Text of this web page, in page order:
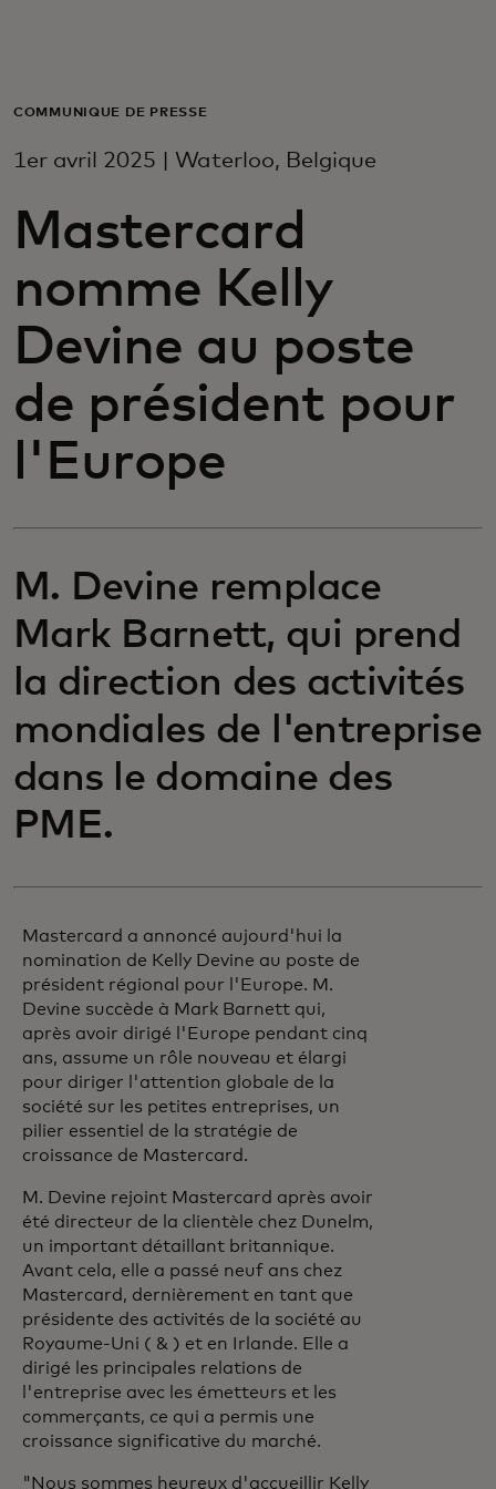
Pour les entreprises
Pour les innovateurs
Actualités et tendances
COMMUNIQUÉ DE PRESSE
1er avril 2025 | Waterloo, Belgique
Mastercard
nomme Kelly
Devine au poste
de président pour
l'Europe
M. Devine remplace
Mark Barnett, qui prend
la direction des activités
mondiales de l'entreprise
dans le domaine des
PME.
Mastercard a annoncé aujourd'hui la
nomination de Kelly Devine au poste de
président régional pour l'Europe. M.
Devine succède à Mark Barnett qui,
après avoir dirigé l'Europe pendant cinq
ans, assume un rôle nouveau et élargi
pour diriger l'attention globale de la
société sur les petites entreprises, un
pilier essentiel de la stratégie de
croissance de Mastercard.
M. Devine rejoint Mastercard après avoir
été directeur de la clientèle chez Dunelm,
un important détaillant britannique.
Avant cela, elle a passé neuf ans chez
Mastercard, dernièrement en tant que
présidente des activités de la société au
Royaume-Uni ( & ) et en Irlande. Elle a
dirigé les principales relations de
l'entreprise avec les émetteurs et les
commerçants, ce qui a permis une
croissance significative du marché.
"Nous sommes heureux d'accueillir Kelly